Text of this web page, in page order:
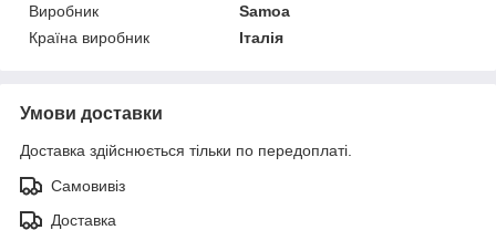
Виробник
Samoa
Країна виробник
Італія
Умови доставки
Доставка здійснюється тільки по передоплаті.
Самовивіз
Доставка